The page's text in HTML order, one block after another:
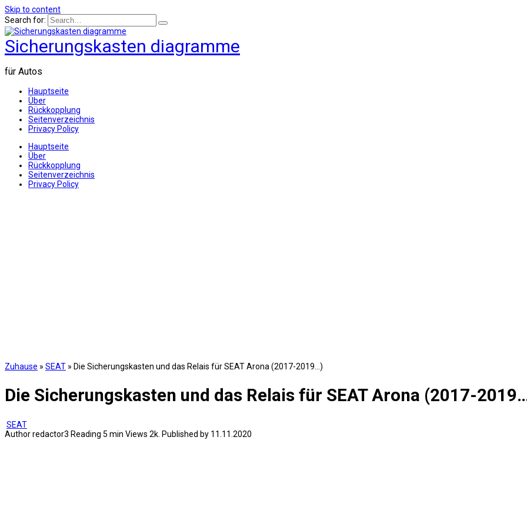
Skip to content
Search for:
Sicherungskasten diagramme
für Autos
Hauptseite
Über
Rückkopplung
Seitenverzeichnis
Privacy Policy
Hauptseite
Über
Rückkopplung
Seitenverzeichnis
Privacy Policy
Zuhause » SEAT » Die Sicherungskasten und das Relais für SEAT Arona (2017-2019…)
Die Sicherungskasten und das Relais für SEAT Arona (2017-
SEAT
Authorredactor3 Reading 5 min Views 2k. Published by 11.11.2020